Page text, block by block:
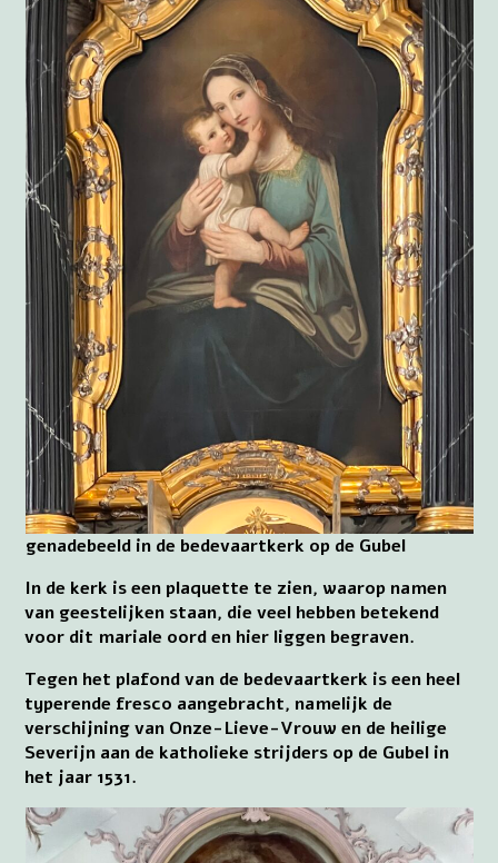
genadebeeld in de bedevaartkerk op de Gubel
In de kerk is een plaquette te zien, waarop namen
van geestelijken staan, die veel hebben betekend
voor dit mariale oord en hier liggen begraven.
Tegen het plafond van de bedevaartkerk is een heel
typerende fresco aangebracht, namelijk de
verschijning van Onze-Lieve-Vrouw en de heilige
Severijn aan de katholieke strijders op de Gubel in
het jaar 1531.